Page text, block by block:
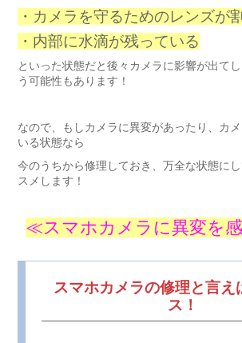
・カメラを守るためのレンズが
・内部に水滴が残っている
といった状態だと後々カメラに影響が出て
う可能性もあります！
なので、もしカメラに異変があったり、カ
いる状態なら
今のうちから修理しておき、万全な状態に
スメします！
≪スマホカメラに異変を
スマホカメラの修理と言え
ス！